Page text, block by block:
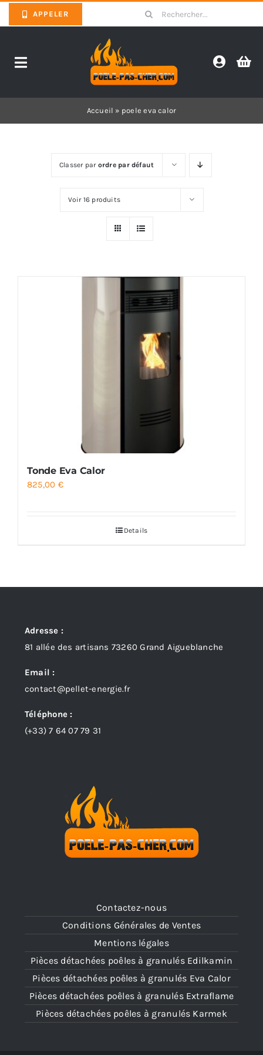
to
APPELER
Search
for:
Toggle
Accueil » poele eva calor
Classer par ordre par défaut
Voir 16 produits
Tonde Eva Calor
825,00 €
Details
Contactez-nous
Conditions Générales de Ventes
Mentions légales
Pièces détachées poêles à granulés Edilkamin
Pièces détachées poêles à granulés Eva Calor
Pièces détachées poêles à granulés Extraflame
Pièces détachées poêles à granulés Karmek
Adresse :
81 allée des artisans 73260 Grand Aigueblanche
Email :
contact@pellet-energie.fr
Téléphone :
(+33)7 64 07 79 31